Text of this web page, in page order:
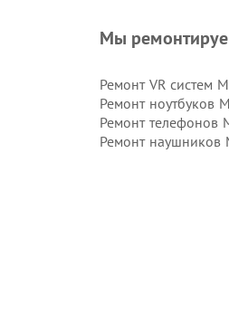
Мы
Ремонт VR систем
Ремонт ноутбуков
Ремонт телефонов
Ремонт наушников